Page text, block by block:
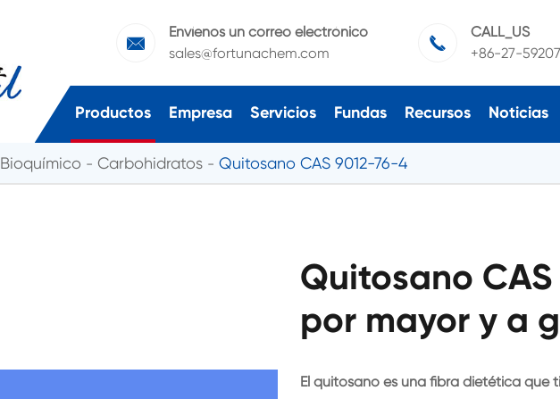

Envíenos un correo electrónico
sales@fortunachem.com

CALL_US
+86-27-
Productos Empresa Servicios Fundas Recursos Noticias
Bioquímico Carbohidratos Quitosano CAS 9012-76-4
Quitosano
por mayor y a
El quitosano es una fibra dietética que